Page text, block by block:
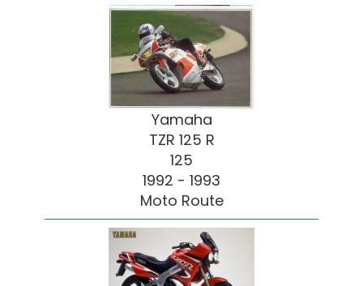
Yamaha
TZR 125 R
125
1992 - 1993
Moto Route